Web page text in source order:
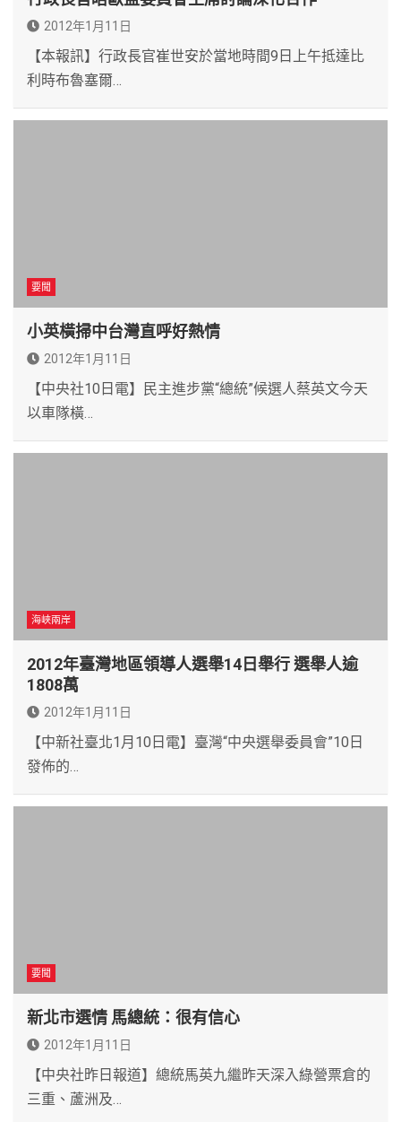
2012年1月11日
【本報訊】行政長官崔世安於當地時間9日上午抵達比
利時布魯塞爾…
要聞
小英橫掃中台灣直呼好熱情
2012年1月11日
【中央社10日電】民主進步黨“總統”候選人蔡英文今天
以車隊橫…
海峽兩岸
2012年臺灣地區領導人選舉14日舉行 選舉人逾
1808萬
2012年1月11日
【中新社臺北1月10日電】臺灣“中央選舉委員會”10日
發佈的…
要聞
新北市選情 馬總統：很有信心
2012年1月11日
【中央社昨日報道】總統馬英九繼昨天深入綠營票倉的
三重、蘆洲及…